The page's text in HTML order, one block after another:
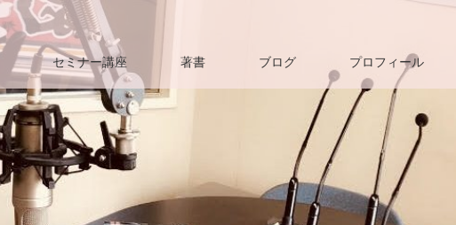
セミナー講座 著書 ブログ プロフィール